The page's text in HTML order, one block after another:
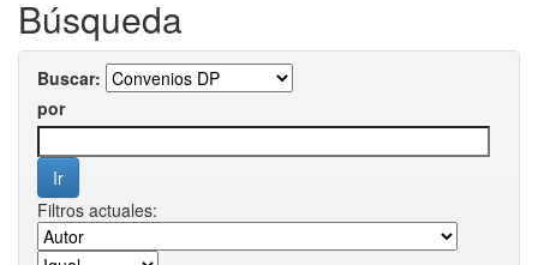
Búsqueda
Buscar:
por
Filtros actuales: